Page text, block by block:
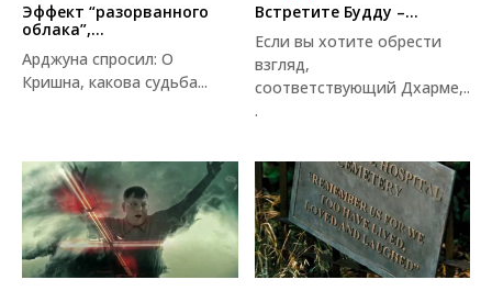
Эффект “разорванного
облака”,...
Арджуна спросил: О
Кришна, какова судьба...
Встретите Будду –...
Если вы хотите обрести
взгляд,
соответствующий Дхарме,..
.